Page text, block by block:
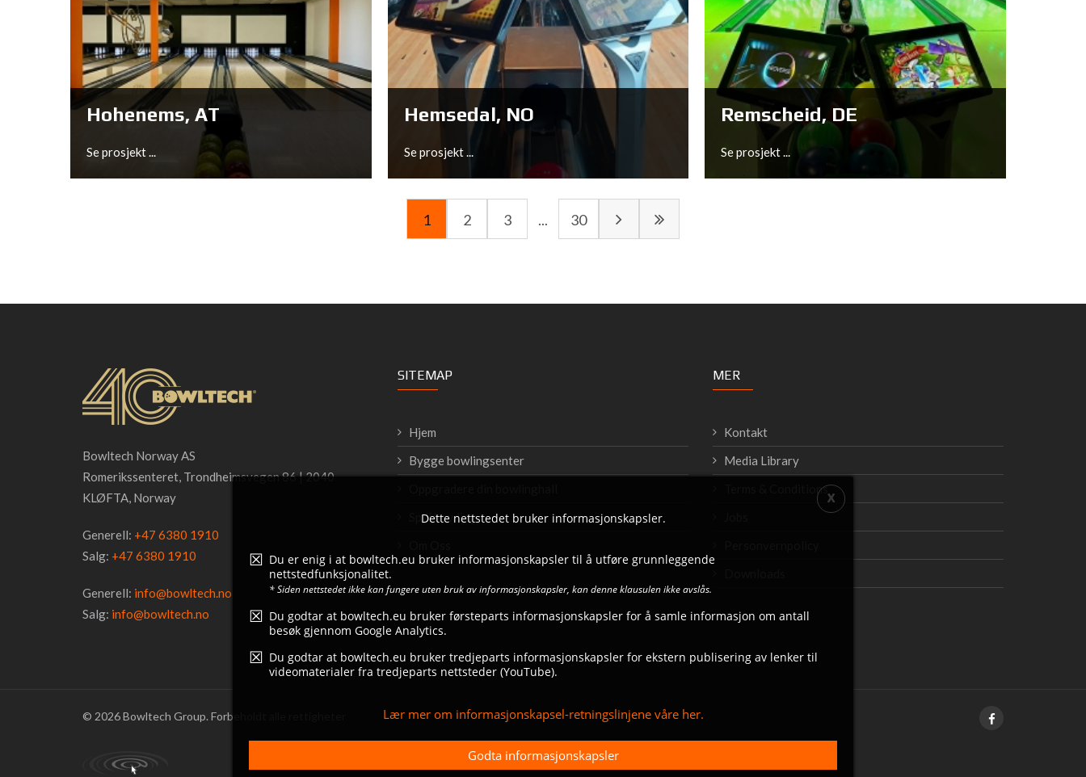
Olching, DE
Se prosjekt ...
Edinburgh, UK
Se prosjekt ...
Espel, NL
Se prosjekt ...
Hohenems, AT
Se prosjekt ...
Se prosjekt ...
Hemsedal, NO
Se prosjekt ...
Se prosjekt ...
Remscheid, DE
Se prosjekt ...
Se prosjekt ...
1 2 3 ... 30
Bowltech Norway AS
Romerikssenteret, Trondheimsvegen 86 | 2040
KLØFTA, Norway
Generell: +47 6380 1910
Salg: +47 6380 1910
Generell: info@bowltech.no
Salg: info@bowltech.no
SITEMAP
Hjem
Bygge bowlingsenter
Spill bowling
MER
Kontakt
Media Library
Terms & Conditions
© 2026 Bowltech Group. Forbeholdt alle rettigheter
Dette nettstedet bruker informasjonskapsler.
Du er enig i at bowltech.eu bruker informasjonskapsler til å utføre grunnleggende
nettstedfunksjonalitet.
* Siden nettstedet ikke kan fungere uten bruk av informasjonskapsler, kan denne klausulen ikke avslås.
Du godtar at bowltech.eu bruker førsteparts informasjonskapsler for å samle informasjon om antall
besøk gjennom Google Analytics.
Du godtar at bowltech.eu bruker tredjeparts informasjonskapsler for ekstern publisering av lenker til
videomaterialer fra tredjeparts nettsteder (YouTube).
Lær mer om informasjonskapsel-retningslinjene våre her.
Godta informasjonskapsler